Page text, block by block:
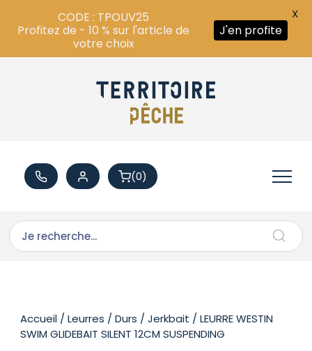
(0)
Accueil /Leurres /Durs /Jerkbait / LEURRE WESTIN
SWIM GLIDEBAIT SILENT 12CM SUSPENDING
CODE : TPOUV25
Profitez de - 10 % sur l'article de
votre choix
J'en profite
X